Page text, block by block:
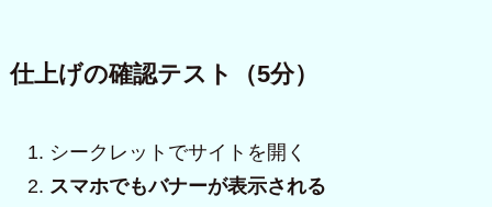
仕上げの確認テスト（5分）
シークレットでサイトを開く
スマホでもバナーが表示される